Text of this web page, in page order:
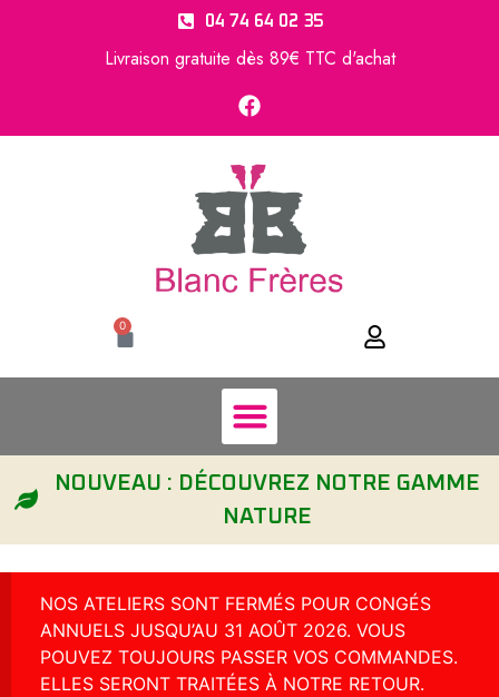
04 74 64 02 35
Livraison gratuite dès 89€ TTC d'achat
0
NOUVEAU : DÉCOUVREZ NOTRE GAMME
NATURE
NOS ATELIERS SONT FERMÉS POUR CONGÉS
ANNUELS JUSQU’AU 31 AOÛT 2026. VOUS
POUVEZ TOUJOURS PASSER VOS COMMANDES.
ELLES SERONT TRAITÉES À NOTRE RETOUR.